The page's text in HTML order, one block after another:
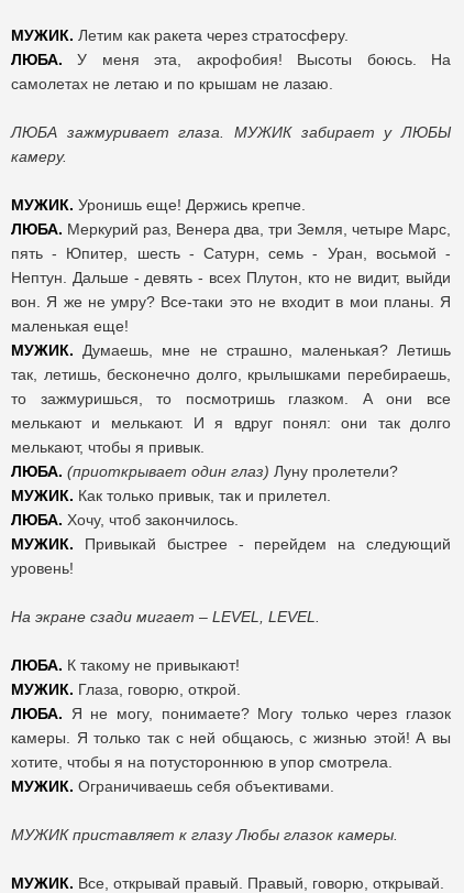
МУЖИК. Летим как ракета через стратосферу.
ЛЮБА. У меня эта, акрофобия! Высоты боюсь. На
самолетах не летаю и по крышам не лазаю.
ЛЮБА зажмуривает глаза. МУЖИК забирает у ЛЮБЫ
камеру.
МУЖИК. Уронишь еще! Держись крепче.
ЛЮБА. Меркурий раз, Венера два, три Земля, четыре Марс,
пять - Юпитер, шесть - Сатурн, семь - Уран, восьмой -
Нептун. Дальше - девять - всех Плутон, кто не видит, выйди
вон. Я же не умру? Все-таки это не входит в мои планы. Я
маленькая еще!
МУЖИК. Думаешь, мне не страшно, маленькая? Летишь
так, летишь, бесконечно долго, крылышками перебираешь,
то зажмуришься, то посмотришь глазком. А они все
мелькают и мелькают. И я вдруг понял: они так долго
мелькают, чтобы я привык.
ЛЮБА. (приоткрывает один глаз) Луну пролетели?
МУЖИК. Как только привык, так и прилетел.
ЛЮБА. Хочу, чтоб закончилось.
МУЖИК. Привыкай быстрее - перейдем на следующий
уровень!
На экране сзади мигает – LEVEL, LEVEL.
ЛЮБА. К такому не привыкают!
МУЖИК. Глаза, говорю, открой.
ЛЮБА. Я не могу, понимаете? Могу только через глазок
камеры. Я только так с ней общаюсь, с жизнью этой! А вы
хотите, чтобы я на потустороннюю в упор смотрела.
МУЖИК. Ограничиваешь себя объективами.
МУЖИК приставляет к глазу Любы глазок камеры.
МУЖИК. Все, открывай правый. Правый, говорю, открывай.